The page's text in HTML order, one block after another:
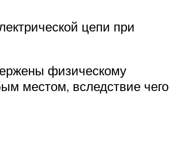
цепи при
физическому
местом, вследствие чего